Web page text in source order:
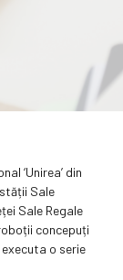
‘Unirea’ din
Sale
Sale Regale
concepuți
o serie